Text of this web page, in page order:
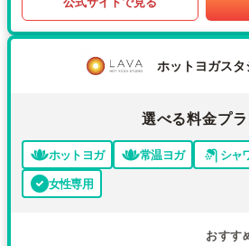
ホットヨガスタ
選べる料金プ
ホットヨガ 常温ヨガ シャ
女性専用
おすす